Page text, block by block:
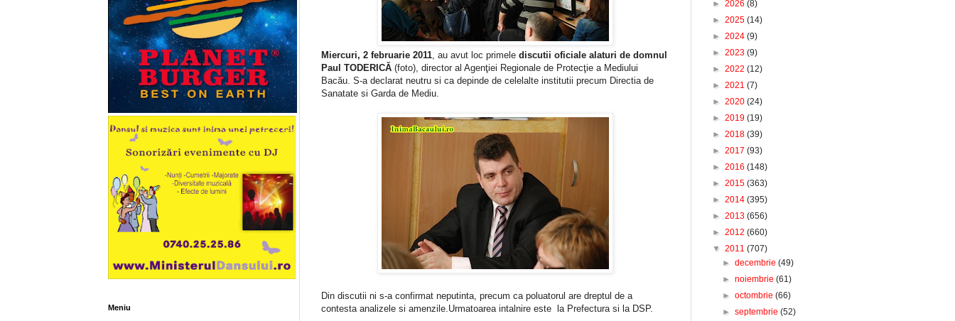
Miercuri, 2 februarie 2011 , au avut loc primele discutii oficiale alaturi de domnul
Paul TODERICĂ (foto), director al Agenţiei Regionale de Protecţie a Mediului
Bacău. S-a declarat neutru si ca depinde de celelalte institutii precum Directia de
Sanatate si Garda de Mediu.
Din discutii ni s-a confirmat neputinta, precum ca poluatorul are dreptul de a
contesta analizele si amenzile.Urmatoarea intalnire este la Prefectura si la DSP.
Meniu
► 2026 (8)
► 2025 (14)
► 2024 (9)
► 2023 (9)
► 2022 (12)
► 2021 (7)
► 2020 (24)
► 2019 (19)
► 2018 (39)
► 2017 (93)
► 2016 (148)
► 2015 (363)
► 2014 (395)
► 2013 (656)
► 2012 (660)
▼ 2011 (707)
►decembrie(49)
►noiembrie(61)
►octombrie(66)
►septembrie(52)